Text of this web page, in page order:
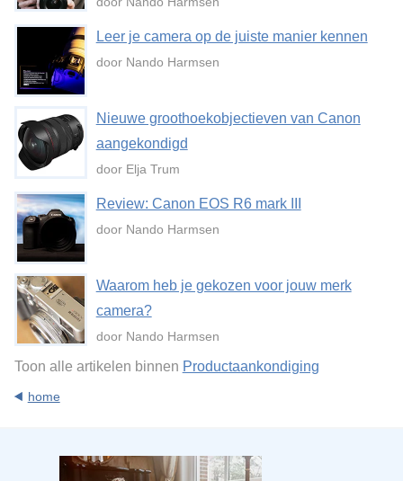
Leer je camera op de juiste manier kennen
door Nando Harmsen
Nieuwe groothoekobjectieven van Canon
aangekondigd
door Elja Trum
Review: Canon EOS R6 mark III
door Nando Harmsen
Waarom heb je gekozen voor jouw merk
camera?
door Nando Harmsen
Toon alle artikelen binnen Productaankondiging
home